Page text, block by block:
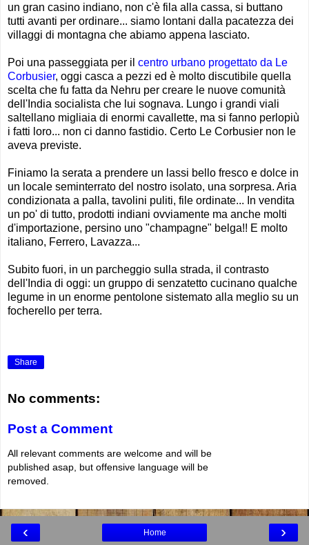
un gran casino indiano, non c'è fila alla cassa, si buttano
tutti avanti per ordinare... siamo lontani dalla pacatezza dei
villaggi di montagna che abiamo appena lasciato.
Poi una passeggiata per il centro urbano progettato da Le
Corbusier, oggi casca a pezzi ed è molto discutibile quella
scelta che fu fatta da Nehru per creare le nuove comunità
dell'India socialista che lui sognava. Lungo i grandi viali
saltellano migliaia di enormi cavallette, ma si fanno perlopiù
i fatti loro... non ci danno fastidio. Certo Le Corbusier non le
aveva previste.
Finiamo la serata a prendere un lassi bello fresco e dolce in
un locale seminterrato del nostro isolato, una sorpresa. Aria
condizionata a palla, tavolini puliti, file ordinate... In vendita
un po' di tutto, prodotti indiani ovviamente ma anche molti
d'importazione, persino uno "champagne" belga!! E molto
italiano, Ferrero, Lavazza...
Subito fuori, in un parcheggio sulla strada, il contrasto
dell'India di oggi: un gruppo di senzatetto cucinano qualche
legume in un enorme pentolone sistemato alla meglio su un
focherello per terra.
Share
No comments:
Post a Comment
All relevant comments are welcome and will be
published asap, but offensive language will be
removed.
‹ ›
Home